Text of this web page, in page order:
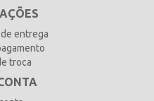
entrega
troca